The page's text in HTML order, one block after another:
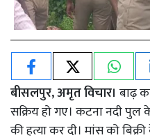
बीसलपुर, अमृत विचार। बाढ़
सक्रिय हो गए। कटना नदी
की हत्या कर दी। मांस को